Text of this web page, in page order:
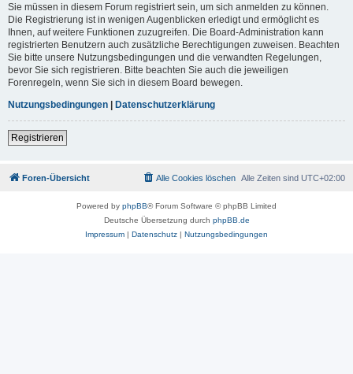
Sie müssen in diesem Forum registriert sein, um sich anmelden zu können.
Die Registrierung ist in wenigen Augenblicken erledigt und ermöglicht es
Ihnen, auf weitere Funktionen zuzugreifen. Die Board-Administration kann
registrierten Benutzern auch zusätzliche Berechtigungen zuweisen. Beachten
Sie bitte unsere Nutzungsbedingungen und die verwandten Regelungen,
bevor Sie sich registrieren. Bitte beachten Sie auch die jeweiligen
Forenregeln, wenn Sie sich in diesem Board bewegen.
Nutzungsbedingungen | Datenschutzerklärung
Registrieren
Foren-Übersicht Alle Zeiten sind UTC+02:00
Alle Cookies löschen
Powered by phpBB® Forum Software © phpBB Limited
Deutsche Übersetzung durch phpBB.de
Impressum | Datenschutz | Nutzungsbedingungen